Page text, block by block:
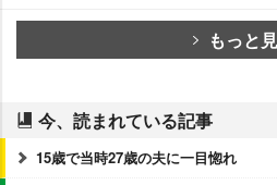
もっと
今、読まれている記事
15歳で当時27歳の夫に一目惚れ